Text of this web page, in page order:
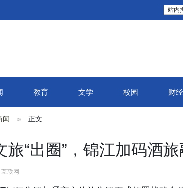
站内
教育 文学 校园 财经
闻 正文
旅“出圈”，锦江加码酒
联网